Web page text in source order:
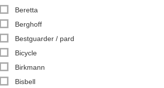
Beretta
Berghoff
Bestguarder / pard
Bicycle
Birkmann
Bisbell